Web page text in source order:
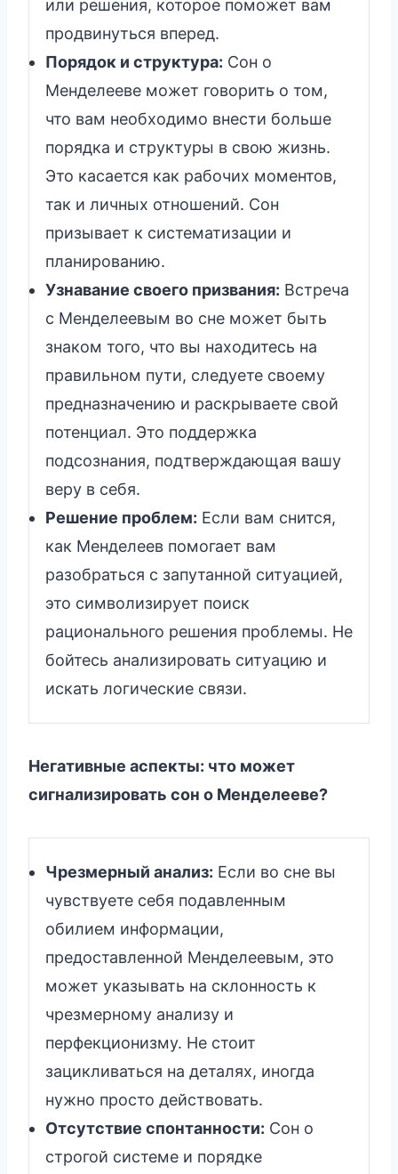
или решения, которое поможет вам
продвинуться вперед.
Порядок и структура: Сон о
Менделееве может говорить о том,
что вам необходимо внести больше
порядка и структуры в свою жизнь.
Это касается как рабочих моментов,
так и личных отношений. Сон
призывает к систематизации и
планированию.
Узнавание своего призвания: Встреча
с Менделеевым во сне может быть
знаком того, что вы находитесь на
правильном пути, следуете своему
предназначению и раскрываете свой
потенциал. Это поддержка
подсознания, подтверждающая вашу
веру в себя.
Решение проблем: Если вам снится,
как Менделеев помогает вам
разобраться с запутанной ситуацией,
это символизирует поиск
рационального решения проблемы. Не
бойтесь анализировать ситуацию и
искать логические связи.
Негативные аспекты: что может
сигнализировать сон о Менделееве?
Чрезмерный анализ: Если во сне вы
чувствуете себя подавленным
обилием информации,
предоставленной Менделеевым, это
может указывать на склонность к
чрезмерному анализу и
перфекционизму. Не стоит
зацикливаться на деталях, иногда
нужно просто действовать.
Отсутствие спонтанности: Сон о
строгой системе и порядке